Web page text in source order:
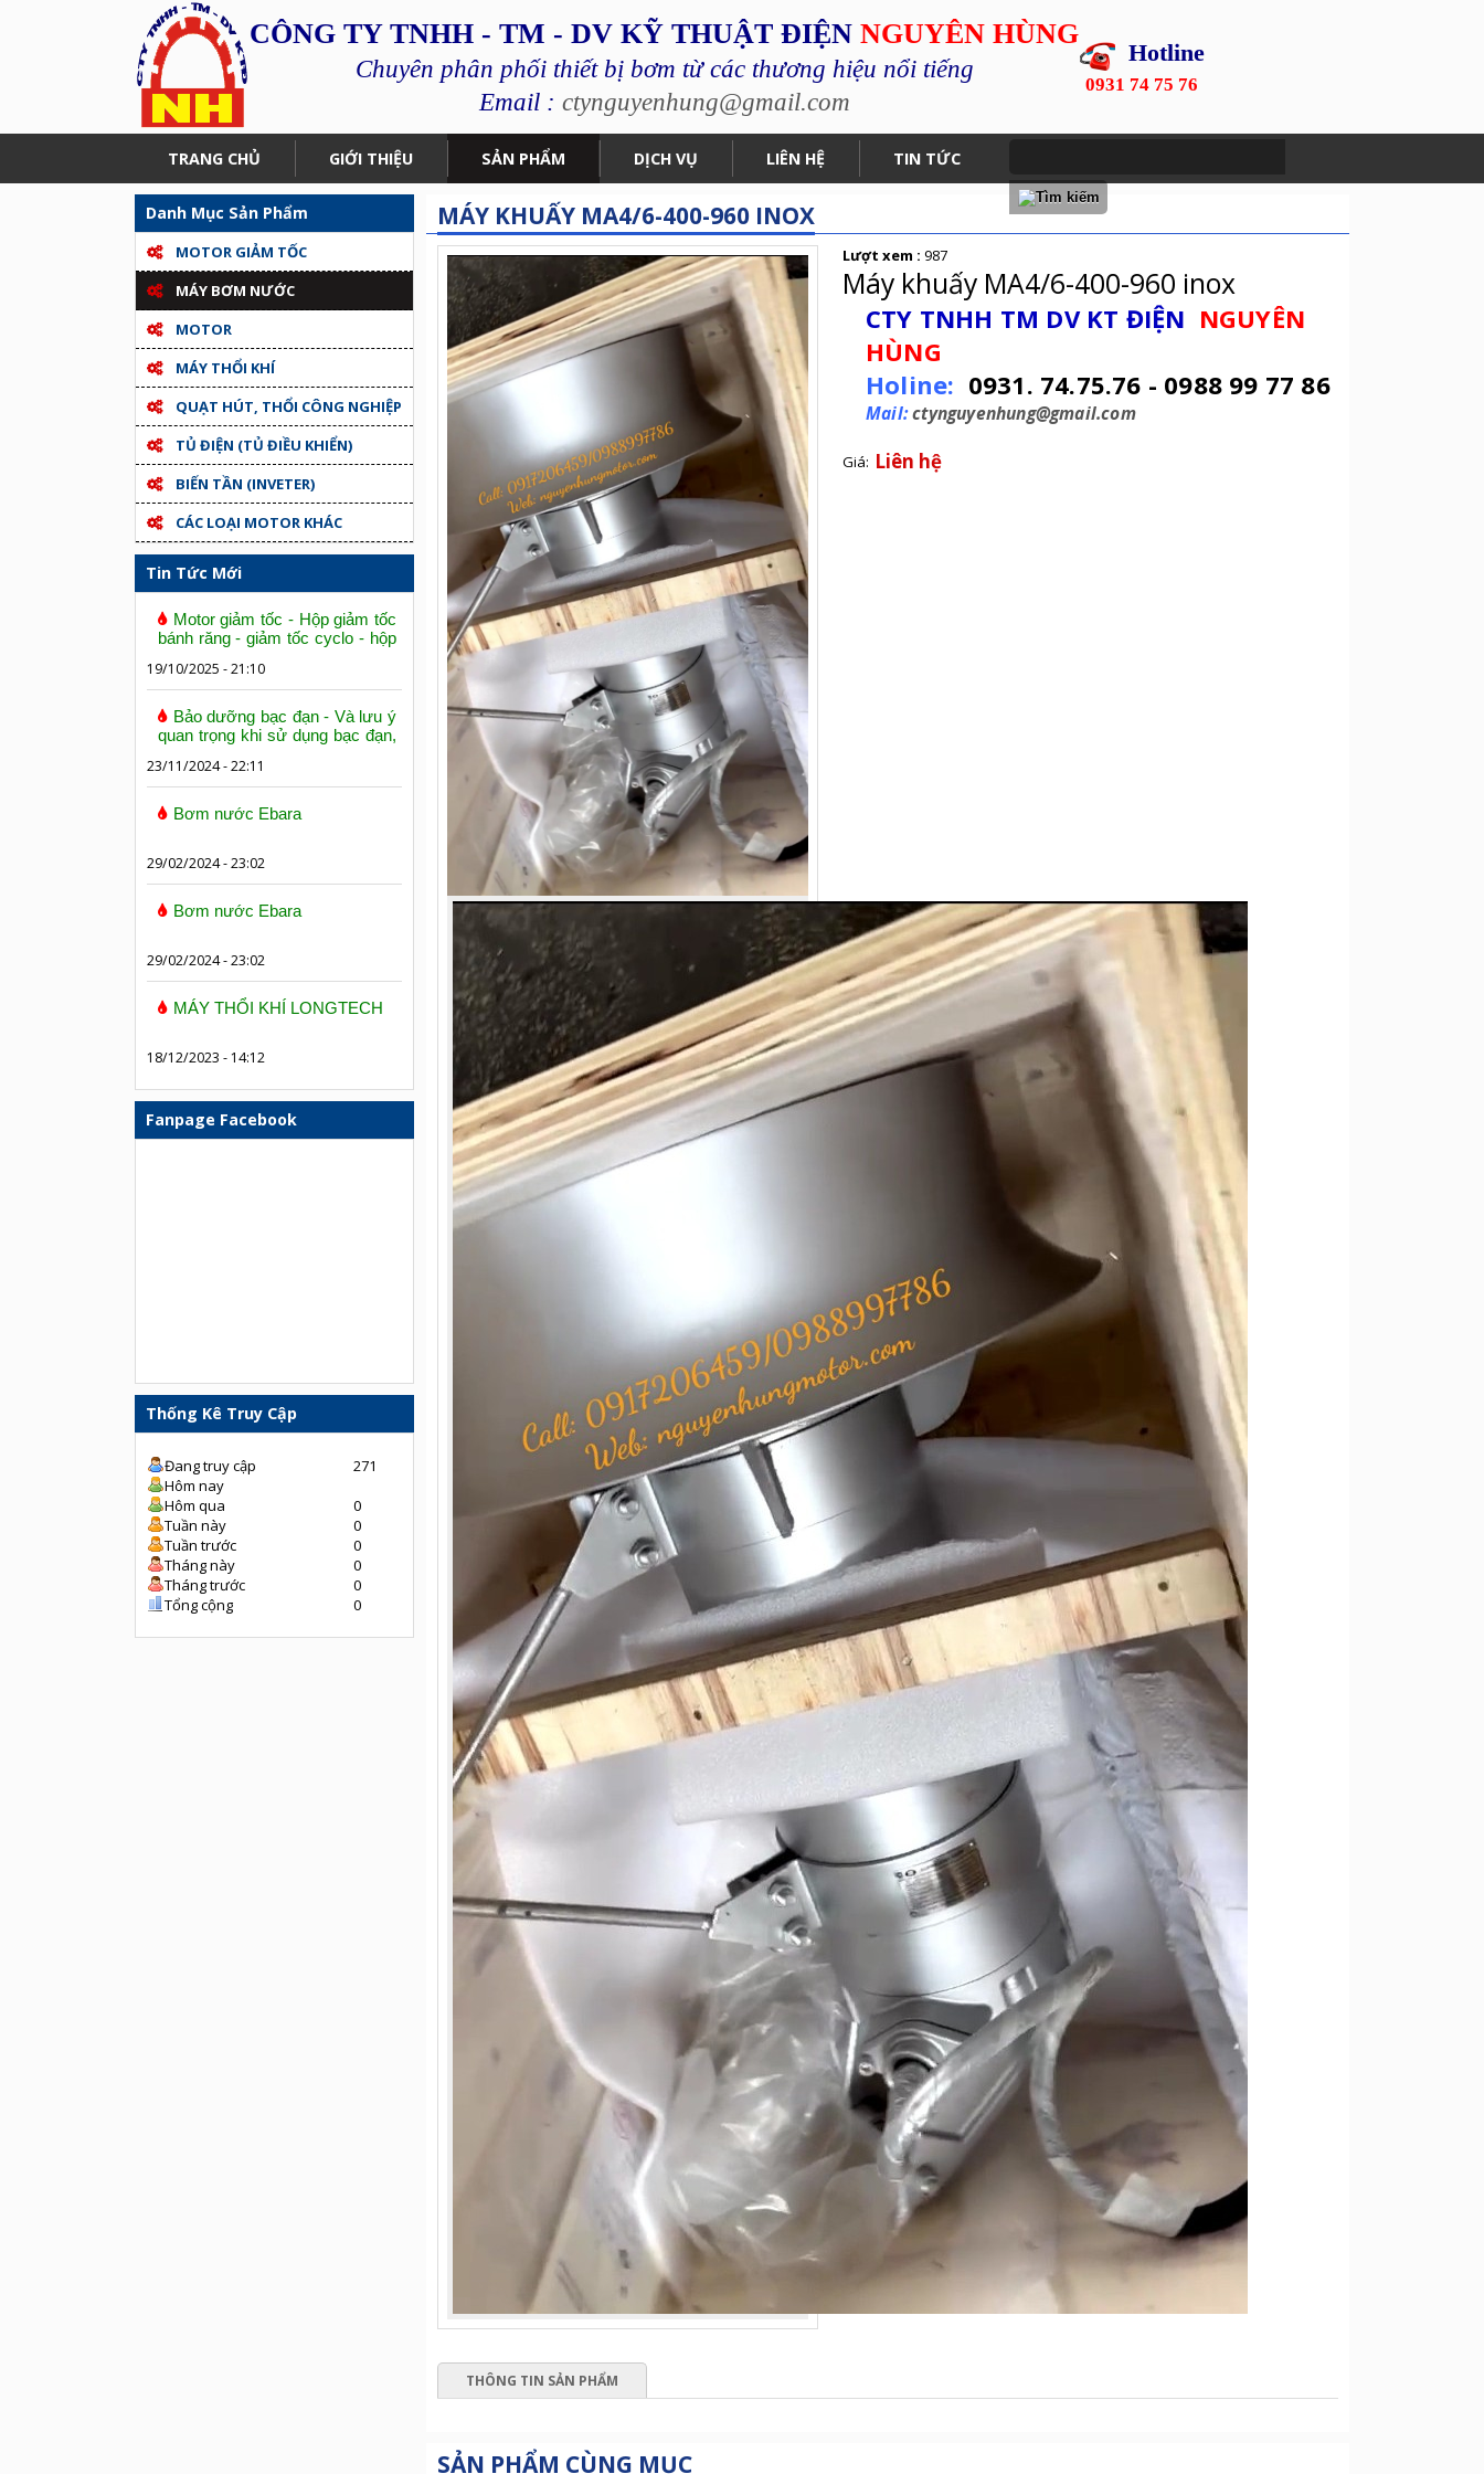
CÔNG TY TNHH - TM - DV KỸ THUẬT ĐIỆN NGUYÊN HÙNG
Chuyên phân phối thiết bị bơm từ các thương hiệu nổi tiếng
Email : ctynguyenhung@gmail.com
Hotline
0931 74 75 76
TRANG CHỦ GIỚI THIỆU SẢN PHẨM DỊCH VỤ LIÊN HỆ TIN TỨC
Danh Mục Sản Phẩm
MOTOR GIẢM TỐC
MÁY BƠM NƯỚC
MOTOR
MÁY THỔI KHÍ
QUẠT HÚT, THỔI CÔNG NGHIỆP
TỦ ĐIỆN (TỦ ĐIỀU KHIỂN)
BIẾN TẦN (INVETER)
CÁC LOẠI MOTOR KHÁC
Tin Tức Mới
Motor giảm tốc - Hộp giảm tốc
bánh răng - giảm tốc cyclo - hộp
19/10/2025 - 21:10
Bảo dưỡng bạc đạn - Và lưu ý
quan trọng khi sử dụng bạc đạn,
23/11/2024 - 22:11
Bơm nước Ebara
29/02/2024 - 23:02
Bơm nước Ebara
29/02/2024 - 23:02
MÁY THỔI KHÍ LONGTECH
18/12/2023 - 14:12
Fanpage Facebook
Thống Kê Truy Cập
Đang truy cập
271
Hôm nay
Hôm qua
0
Tuần này
0
Tuần trước
0
Tháng này
0
Tháng trước
0
Tổng cộng
0
MÁY KHUẤY MA4/6-400-960 INOX
Lượt xem :987
Máy khuấy MA4/6-400-960 inox
CTY TNHH TM DV KT ĐIỆN NGUYÊN
HÙNG
Holine: 0931. 74.75.76 - 0988 99 77 86
Mail:ctynguyenhung@gmail.com
Giá: Liên hệ
THÔNG TIN SẢN PHẨM
SẢN PHẨM CÙNG MỤC